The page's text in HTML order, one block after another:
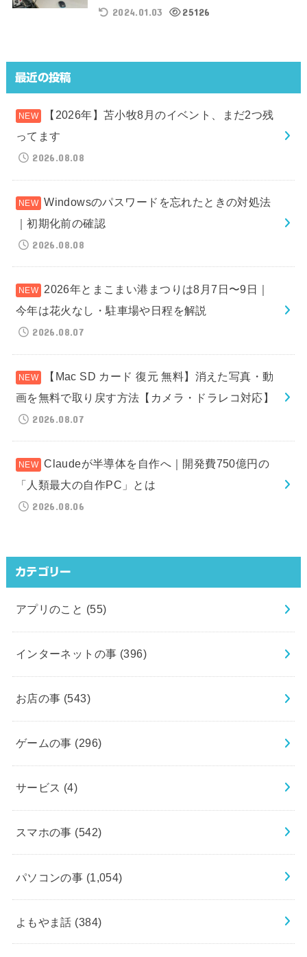
2024.01.03
25126
最近の投稿
【2026年】苫小牧8月のイベント、まだ2つ残
ってます
2026.08.08
Windowsのパスワードを忘れたときの対処法
｜初期化前の確認
2026.08.08
2026年とまこまい港まつりは8月7日〜9日｜
今年は花火なし・駐車場や日程を解説
2026.08.07
【Mac SD カード 復元 無料】消えた写真・動
画を無料で取り戻す方法【カメラ・ドラレコ対応】
2026.08.07
Claudeが半導体を自作へ｜開発費750億円の
「人類最大の自作PC」とは
2026.08.06
カテゴリー
アプリのこと (55)
インターネットの事 (396)
お店の事 (543)
ゲームの事 (296)
サービス (4)
スマホの事 (542)
パソコンの事 (1,054)
よもやま話 (384)